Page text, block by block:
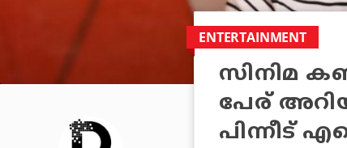
ENTERTAINMENT
സിനിമ
പേര്
പിന്നീട്